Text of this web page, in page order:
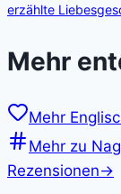
erzählte
Mehr
Mehr
Mehr zu
Rezensionen→